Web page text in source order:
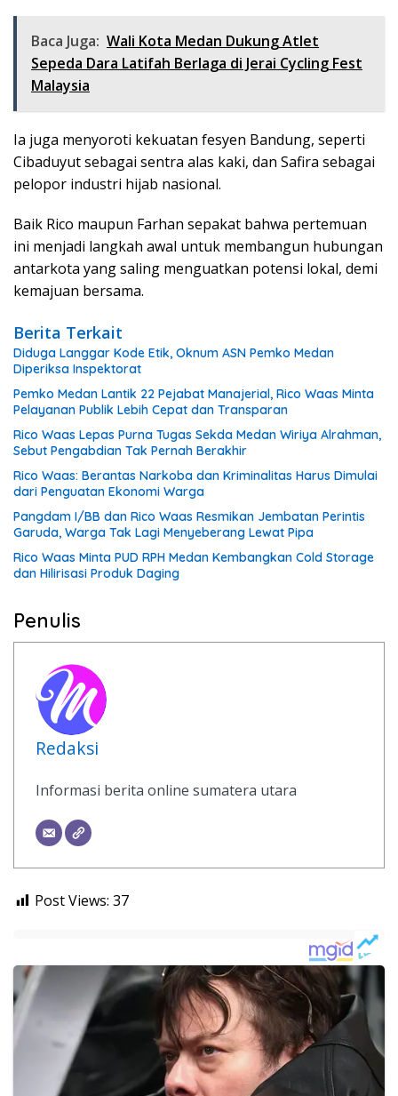
Baca Juga: Wali Kota Medan Dukung Atlet
Sepeda Dara Latifah Berlaga di Jerai Cycling Fest
Malaysia
Ia juga menyoroti kekuatan fesyen Bandung, seperti
Cibaduyut sebagai sentra alas kaki, dan Safira sebagai
pelopor industri hijab nasional.
Baik Rico maupun Farhan sepakat bahwa pertemuan
ini menjadi langkah awal untuk membangun hubungan
antarkota yang saling menguatkan potensi lokal, demi
kemajuan bersama.
Berita Terkait
Diduga Langgar Kode Etik, Oknum ASN Pemko Medan
Diperiksa Inspektorat
Pemko Medan Lantik 22 Pejabat Manajerial, Rico Waas Minta
Pelayanan Publik Lebih Cepat dan Transparan
Rico Waas Lepas Purna Tugas Sekda Medan Wiriya Alrahman,
Sebut Pengabdian Tak Pernah Berakhir
Rico Waas: Berantas Narkoba dan Kriminalitas Harus Dimulai
dari Penguatan Ekonomi Warga
Pangdam I/BB dan Rico Waas Resmikan Jembatan Perintis
Garuda, Warga Tak Lagi Menyeberang Lewat Pipa
Rico Waas Minta PUD RPH Medan Kembangkan Cold Storage
dan Hilirisasi Produk Daging
Penulis
Redaksi
Informasi berita online sumatera utara
Post Views: 37